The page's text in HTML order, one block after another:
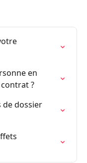
en
?
de dossier